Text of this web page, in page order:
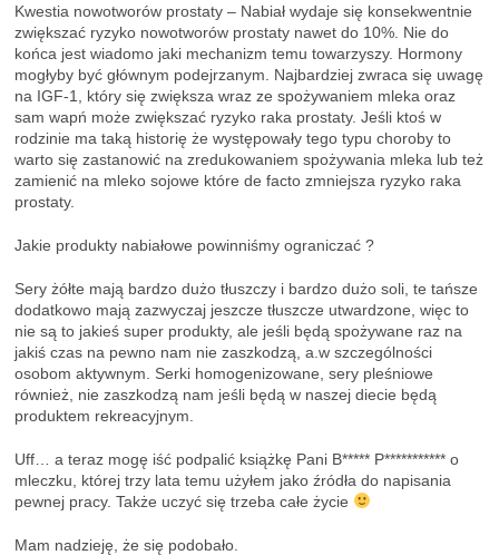
Kwestia nowotworów prostaty – Nabiał wydaje się konsekwentnie
zwiększać ryzyko nowotworów prostaty nawet do 10%. Nie do
końca jest wiadomo jaki mechanizm temu towarzyszy. Hormony
mogłyby być głównym podejrzanym. Najbardziej zwraca się uwagę
na IGF-1, który się zwiększa wraz ze spożywaniem mleka oraz
sam wapń może zwiększać ryzyko raka prostaty. Jeśli ktoś w
rodzinie ma taką historię że występowały tego typu choroby to
warto się zastanowić na zredukowaniem spożywania mleka lub też
zamienić na mleko sojowe które de facto zmniejsza ryzyko raka
prostaty.
Jakie produkty nabiałowe powinniśmy ograniczać ?
Sery żółte mają bardzo dużo tłuszczy i bardzo dużo soli, te tańsze
dodatkowo mają zazwyczaj jeszcze tłuszcze utwardzone, więc to
nie są to jakieś super produkty, ale jeśli będą spożywane raz na
jakiś czas na pewno nam nie zaszkodzą, a.w szczególności
osobom aktywnym. Serki homogenizowane, sery pleśniowe
również, nie zaszkodzą nam jeśli będą w naszej diecie będą
produktem rekreacyjnym.
Uff… a teraz mogę iść podpalić książkę Pani B***** P*********** o
mleczku, której trzy lata temu użyłem jako źródła do napisania
pewnej pracy. Także uczyć się trzeba całe życie
Mam nadzieję, że się podobało.